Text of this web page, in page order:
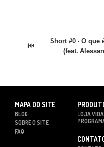
⏮
Short #0 - O que
(feat.
MAPA DO SITE
BLOG
SOBRE O SITE
FAQ
LOJA VIDA